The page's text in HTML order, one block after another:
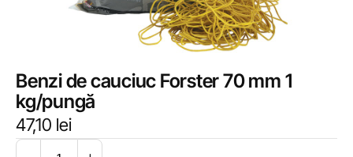
Benzi de cauciuc Forster 70 mm 1
kg/pungă
47,10 lei